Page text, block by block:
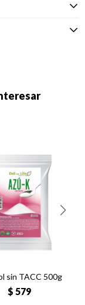
sin TACC 500g
$ 579